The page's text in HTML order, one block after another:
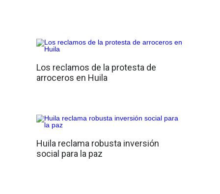
Los reclamos de la protesta de
arroceros en Huila
Huila reclama robusta inversión
social para la paz